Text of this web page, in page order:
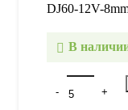
DJ60-12V-
В